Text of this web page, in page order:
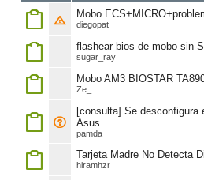
Mobo
diegopat
flashear bios de mobo sin
sugar_ray
Mobo AM3 BIOSTAR
Ze_
[consulta] Se desconfigura
Asus
pamda
Tarjeta Madre No Detecta
hiramhzr